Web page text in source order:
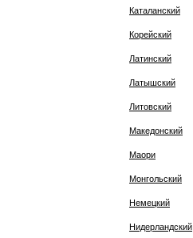
Каталанский
Корейский
Латинский
Латышский
Литовский
Македонский
Маори
Монгольский
Немецкий
Нидерландский